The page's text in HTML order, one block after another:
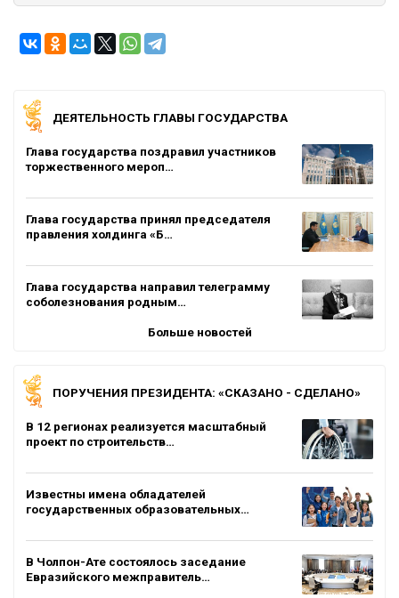
ДЕЯТЕЛЬНОСТЬ ГЛАВЫ ГОСУДАРСТВА
Глава государства поздравил участников
торжественного мероп…
Глава государства принял председателя
правления холдинга «Б…
Глава государства направил телеграмму
соболезнования родным…
Больше новостей
ПОРУЧЕНИЯ ПРЕЗИДЕНТА: «СКАЗАНО - СДЕЛАНО»
В 12 регионах реализуется масштабный
проект по строительств…
Известны имена обладателей
государственных образовательных…
В Чолпон-Ате состоялось заседание
Евразийского межправитель…